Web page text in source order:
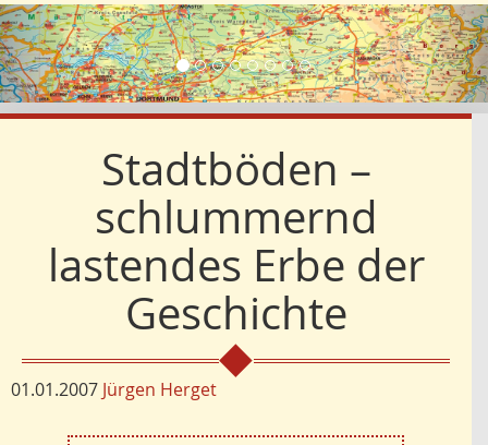
Vorherige
Stadtböden –
schlummernd
lastendes Erbe der
Geschichte
01.01.2007 Jürgen Herget